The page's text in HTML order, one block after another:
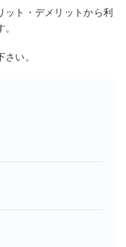
ット・デメリットから利
い。